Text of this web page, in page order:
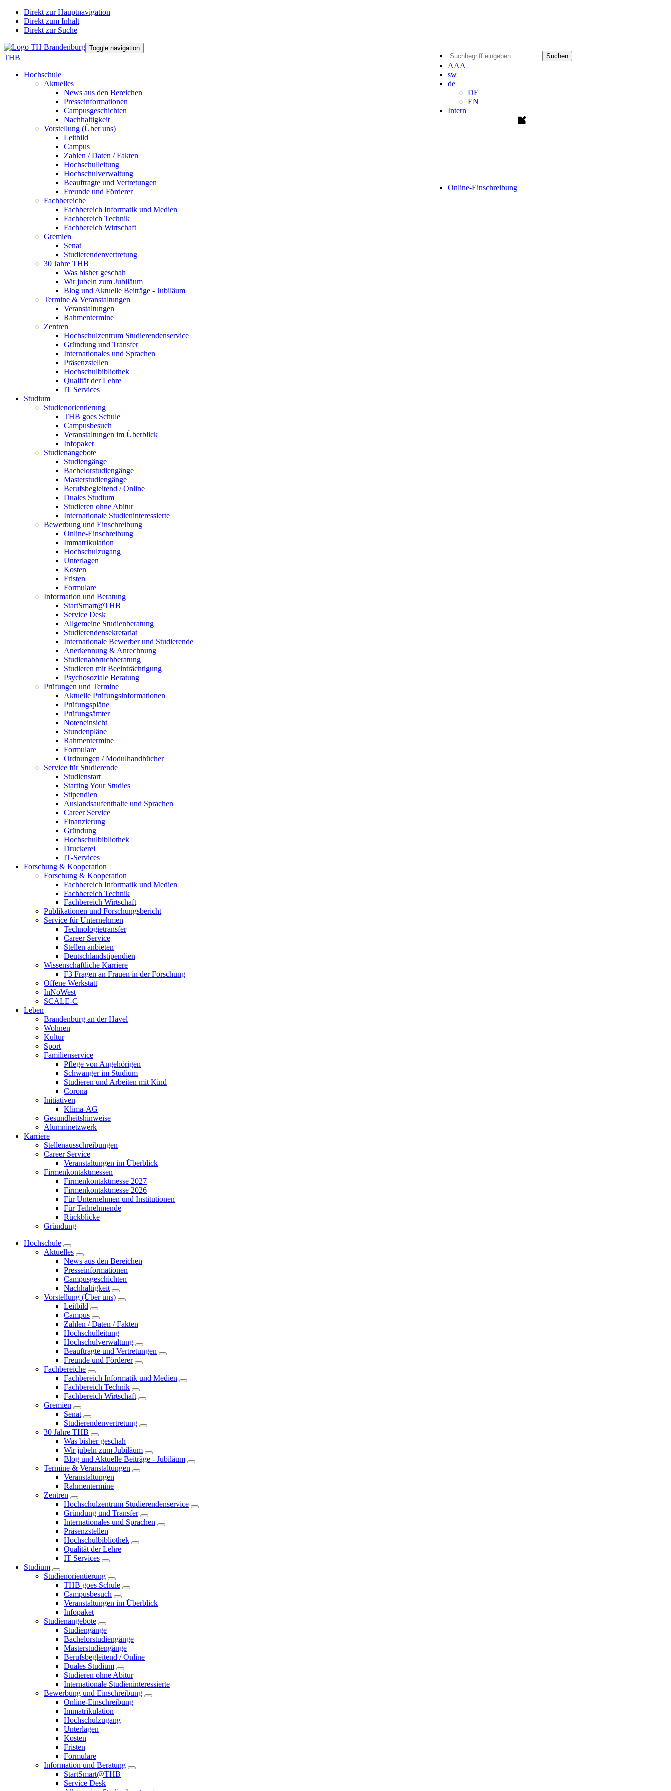
Direkt zur Hauptnavigation
Direkt zum Inhalt
Direkt zur Suche
Suchen
AAA
sw
de
DE
EN
Intern
Online-Einschreibung
Toggle navigation
THB
Hochschule
Aktuelles
News aus den Bereichen
Presseinformationen
Campusgeschichten
Nachhaltigkeit
Vorstellung (Über uns)
Leitbild
Campus
Zahlen / Daten / Fakten
Hochschulleitung
Hochschulverwaltung
Beauftragte und Vertretungen
Freunde und Förderer
Fachbereiche
Fachbereich Informatik und Medien
Fachbereich Technik
Fachbereich Wirtschaft
Gremien
Senat
Studierendenvertretung
30 Jahre THB
Was bisher geschah
Wir jubeln zum Jubiläum
Blog und Aktuelle Beiträge - Jubiläum
Termine & Veranstaltungen
Veranstaltungen
Rahmentermine
Zentren
Hochschulzentrum Studierendenservice
Gründung und Transfer
Internationales und Sprachen
Präsenzstellen
Hochschulbibliothek
Qualität der Lehre
IT Services
Studium
Studienorientierung
THB goes Schule
Campusbesuch
Veranstaltungen im Überblick
Infopaket
Studienangebote
Studiengänge
Bachelorstudiengänge
Masterstudiengänge
Berufsbegleitend / Online
Duales Studium
Studieren ohne Abitur
Internationale Studieninteressierte
Bewerbung und Einschreibung
Online-Einschreibung
Immatrikulation
Hochschulzugang
Unterlagen
Kosten
Fristen
Formulare
Information und Beratung
StartSmart@THB
Service Desk
Allgemeine Studienberatung
Studierendensekretariat
Internationale Bewerber und Studierende
Anerkennung & Anrechnung
Studienabbruchberatung
Studieren mit Beeinträchtigung
Psychosoziale Beratung
Prüfungen und Termine
Aktuelle Prüfungsinformationen
Prüfungspläne
Prüfungsämter
Noteneinsicht
Stundenpläne
Rahmentermine
Formulare
Ordnungen / Modulhandbücher
Service für Studierende
Studienstart
Starting Your Studies
Stipendien
Auslandsaufenthalte und Sprachen
Career Service
Finanzierung
Gründung
Hochschulbibliothek
Druckerei
IT-Services
Forschung & Kooperation
Forschung & Kooperation
Fachbereich Informatik und Medien
Fachbereich Technik
Fachbereich Wirtschaft
Publikationen und Forschungsbericht
Service für Unternehmen
Technologietransfer
Career Service
Stellen anbieten
Deutschlandstipendien
Wissenschaftliche Karriere
F3 Fragen an Frauen in der Forschung
Offene Werkstatt
InNoWest
SCALE-C
Leben
Brandenburg an der Havel
Wohnen
Kultur
Sport
Familienservice
Pflege von Angehörigen
Schwanger im Studium
Studieren und Arbeiten mit Kind
Corona
Initiativen
Klima-AG
Gesundheitshinweise
Alumninetzwerk
Karriere
Stellenausschreibungen
Career Service
Veranstaltungen im Überblick
Firmenkontaktmessen
Firmenkontaktmesse 2027
Firmenkontaktmesse 2026
Für Unternehmen und Institutionen
Für Teilnehmende
Rückblicke
Gründung
Hochschule
Aktuelles
News aus den Bereichen
Presseinformationen
Campusgeschichten
Nachhaltigkeit
Vorstellung (Über uns)
Leitbild
Campus
Zahlen / Daten / Fakten
Hochschulleitung
Hochschulverwaltung
Beauftragte und Vertretungen
Freunde und Förderer
Fachbereiche
Fachbereich Informatik und Medien
Fachbereich Technik
Fachbereich Wirtschaft
Gremien
Senat
Studierendenvertretung
30 Jahre THB
Was bisher geschah
Wir jubeln zum Jubiläum
Blog und Aktuelle Beiträge - Jubiläum
Termine & Veranstaltungen
Veranstaltungen
Rahmentermine
Zentren
Hochschulzentrum Studierendenservice
Gründung und Transfer
Internationales und Sprachen
Präsenzstellen
Hochschulbibliothek
Qualität der Lehre
IT Services
Studium
Studienorientierung
THB goes Schule
Campusbesuch
Veranstaltungen im Überblick
Infopaket
Studienangebote
Studiengänge
Bachelorstudiengänge
Masterstudiengänge
Berufsbegleitend / Online
Duales Studium
Studieren ohne Abitur
Internationale Studieninteressierte
Bewerbung und Einschreibung
Online-Einschreibung
Immatrikulation
Hochschulzugang
Unterlagen
Kosten
Fristen
Formulare
Information und Beratung
StartSmart@THB
Service Desk